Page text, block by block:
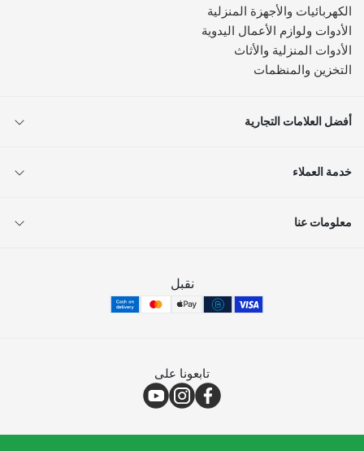
الكهربائيات والأجهزة المنزلية
الأدوات ولوازم الأعمال اليدوية
الأدوات المنزلية والأثاث
التخزين والمنظمات
أفضل العلامات التجارية
خدمة العملاء
معلومات عنا
نقبل
تابعونا على